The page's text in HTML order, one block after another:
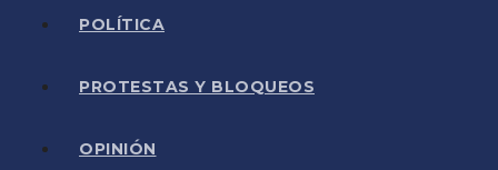
POLÍTICA
PROTESTAS Y BLOQUEOS
OPINIÓN